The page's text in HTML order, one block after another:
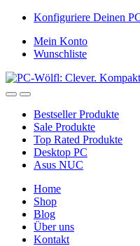
Skip
navigation
Skip
content
Konfiguriere Deinen
Mein Konto
Wunschliste
OpenClose
Bestseller Produkte
Sale Produkte
Top Rated Produkte
Desktop PC
Asus NUC
Home
Shop
Blog
Über uns
Kontakt